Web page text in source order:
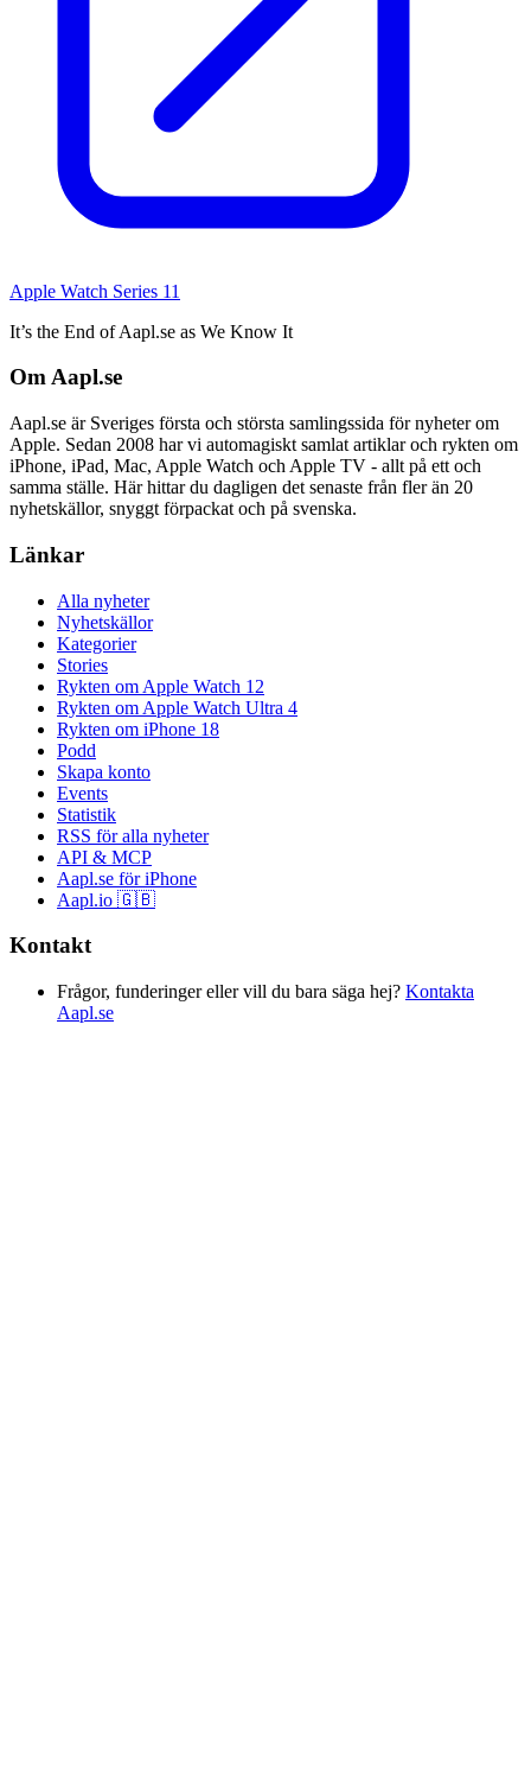
Apple Watch Series 11
It’s the End of Aapl.se as We Know It
Om Aapl.se
Aapl.se är Sveriges första och största samlingssida för nyheter om
Apple. Sedan 2008 har vi automagiskt samlat artiklar och rykten om
iPhone, iPad, Mac, Apple Watch och Apple TV - allt på ett och
samma ställe. Här hittar du dagligen det senaste från fler än 20
nyhetskällor, snyggt förpackat och på svenska.
Länkar
Alla nyheter
Nyhetskällor
Kategorier
Stories
Rykten om Apple Watch 12
Rykten om Apple Watch Ultra 4
Rykten om iPhone 18
Podd
Skapa konto
Events
Statistik
RSS för alla nyheter
API & MCP
Aapl.se för iPhone
Aapl.io 🇬🇧
Kontakt
Frågor, funderinger eller vill du bara säga hej? Kontakta
Aapl.se